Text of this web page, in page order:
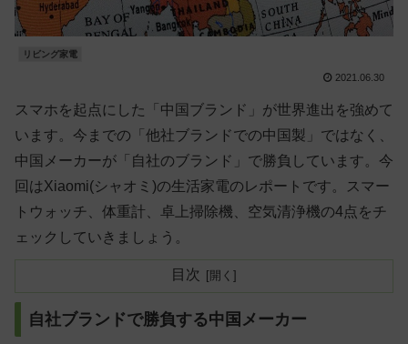
リビング家電
2021.06.30
スマホを起点にした「中国ブランド」が世界進出を強めて
います。今までの「他社ブランドでの中国製」ではなく、
中国メーカーが「自社のブランド」で勝負しています。今
回はXiaomi(シャオミ)の生活家電のレポートです。スマー
トウォッチ、体重計、卓上掃除機、空気清浄機の4点をチ
ェックしていきましょう。
目次
自社ブランドで勝負する中国メーカー